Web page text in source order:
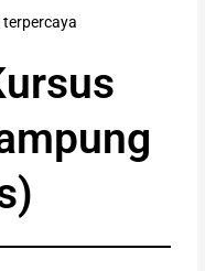
terpercaya